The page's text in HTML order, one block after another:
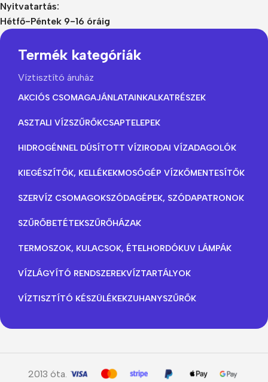
Nyitvatartás:
Hétfő-Péntek 9-16 óráig
Termék kategóriák
Víztisztító áruház
AKCIÓS CSOMAGAJÁNLATAINKALKATRÉSZEK
ASZTALI VÍZSZŰRŐKCSAPTELEPEK
HIDROGÉNNEL DÚSÍTOTT VÍZIRODAI VÍZADAGOLÓK
KIEGÉSZÍTŐK, KELLÉKEKMOSÓGÉP VÍZKŐMENTESÍTŐK
SZERVÍZ CSOMAGOKSZÓDAGÉPEK, SZÓDAPATRONOK
SZŰRŐBETÉTEKSZŰRŐHÁZAK
TERMOSZOK, KULACSOK, ÉTELHORDÓKUV LÁMPÁK
VÍZLÁGYÍTÓ RENDSZEREKVÍZTARTÁLYOK
VÍZTISZTÍTÓ KÉSZÜLÉKEKZUHANYSZŰRŐK
2013 óta.